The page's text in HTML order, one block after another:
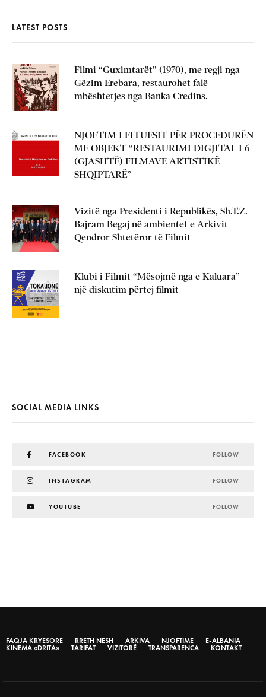
LATEST POSTS
Filmi “Guximtarët” (1970), me regji nga
Gëzim Erebara, restaurohet falë
mbështetjes nga Banka Credins.
NJOFTIM I FITUESIT PËR PROCEDURËN
ME OBJEKT “RESTAURIMI DIGJITAL I 6
(GJASHTË) FILMAVE ARTISTIKË
SHQIPTARË”
Vizitë nga Presidenti i Republikës, Sh.T.Z.
Bajram Begaj në ambientet e Arkivit
Qendror Shtetëror të Filmit
Klubi i Filmit “Mësojmë nga e Kaluara” –
një diskutim përtej filmit
SOCIAL MEDIA LINKS
FACEBOOK FOLLOW
INSTAGRAM FOLLOW
YOUTUBE FOLLOW
FAQJA KRYESORE RRETH NESH ARKIVA NJOFTIME
E-ALBANIA
KINEMA «DRITA»
TARIFAT VIZITORË TRANSPARENCA KONTAKT